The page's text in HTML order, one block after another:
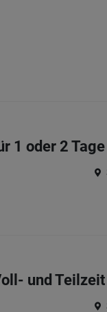
1 oder 2
und Teilzeit